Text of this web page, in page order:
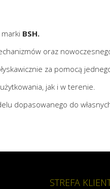
BSH.
oraz
za pomocą
jak i w terenie.
dopasowanego do
STREFA